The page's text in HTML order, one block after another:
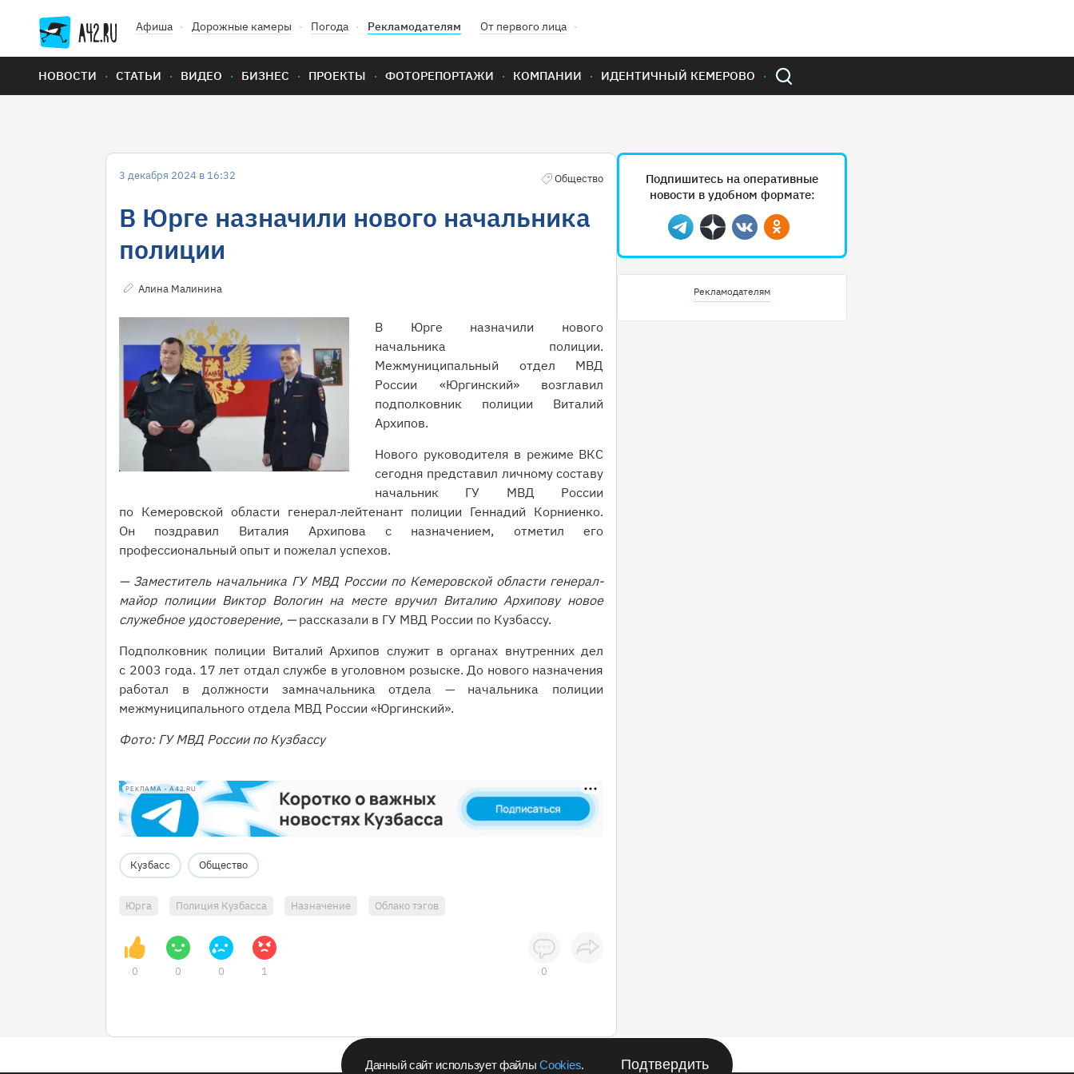
Афиша Дорожные камеры Погода Рекламодателям От первого лица
НОВОСТИ СТАТЬИ ВИДЕО БИЗНЕС ПРОЕКТЫ ФОТОРЕПОРТАЖИ КОМПАНИИ ИДЕНТИЧНЫЙ КЕМЕРОВО
Данный сайт использует файлыCookies. Подтвердить
3 декабря 2024 в 16:32 Общество
В Юрге назначили нового начальника
полиции
Алина Малинина
В Юрге назначили нового
начальника полиции.
Межмуниципальный отдел МВД
России «Юргинский» возглавил
подполковник полиции Виталий
Архипов.
Нового руководителя в режиме ВКС
сегодня представил личному составу
начальник ГУ МВД России
по Кемеровской области генерал-лейтенант полиции Геннадий Корниенко.
Он поздравил Виталия Архипова с назначением, отметил его
профессиональный опыт и пожелал успехов.
— Заместитель начальника ГУ МВД России по Кемеровской области генерал-
майор полиции Виктор Вологин на месте вручил Виталию Архипову новое
служебное удостоверение, —рассказали в ГУ МВД России по Кузбассу.
Подполковник полиции Виталий Архипов служит в органах внутренних дел
с 2003 года. 17 лет отдал службе в уголовном розыске. До нового назначения
работал в должности замначальника отдела — начальника полиции
межмуниципального отдела МВД России «Юргинский».
Фото: ГУ МВД России по Кузбассу
РЕКЛАМА • A42.RU
Кузбасс Общество
Юрга Полиция Кузбасса Назначение Облако тэгов
0 0 0 1 0
Подпишитесь на оперативные
новости в удобном формате:
Telegram
ДзенВконтактеОдноклассники
Рекламодателям